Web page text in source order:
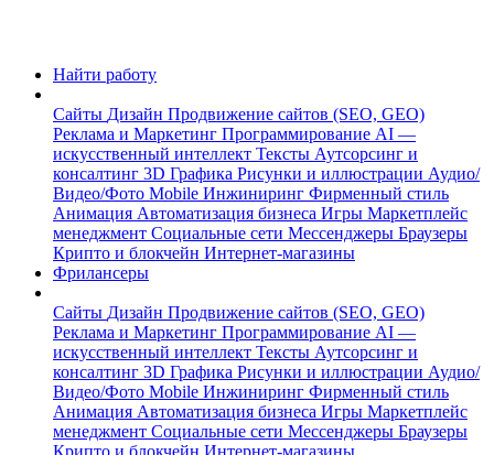
Найти работу
Сайты Дизайн Продвижение сайтов (SEO, GEO)
Реклама и Маркетинг Программирование AI —
искусственный интеллект Тексты Аутсорсинг и
консалтинг 3D Графика Рисунки и иллюстрации Аудио/
Видео/Фото Mobile Инжиниринг Фирменный стиль
Анимация Автоматизация бизнеса Игры Маркетплейс
менеджмент Социальные сети Мессенджеры Браузеры
Крипто и блокчейн Интернет-магазины
Фрилансеры
Сайты Дизайн Продвижение сайтов (SEO, GEO)
Реклама и Маркетинг Программирование AI —
искусственный интеллект Тексты Аутсорсинг и
консалтинг 3D Графика Рисунки и иллюстрации Аудио/
Видео/Фото Mobile Инжиниринг Фирменный стиль
Анимация Автоматизация бизнеса Игры Маркетплейс
менеджмент Социальные сети Мессенджеры Браузеры
Крипто и блокчейн Интернет-магазины